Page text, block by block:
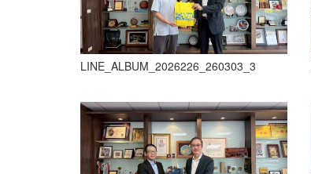
LINE_ALBUM_2026226_260303_3